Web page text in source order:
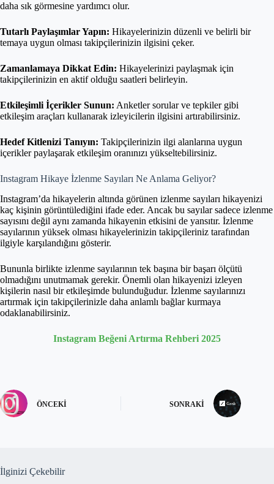
daha sık görmesine yardımcı olur.
Tutarlı Paylaşımlar Yapın: Hikayelerinizin düzenli ve belirli bir
temaya uygun olması takipçilerinizin ilgisini çeker.
Zamanlamaya Dikkat Edin: Hikayelerinizi paylaşmak için
takipçilerinizin en aktif olduğu saatleri belirleyin.
Etkileşimli İçerikler Sunun: Anketler sorular ve tepkiler gibi
etkileşim araçları kullanarak izleyicilerin ilgisini artırabilirsiniz.
Hedef Kitlenizi Tanıyın: Takipçilerinizin ilgi alanlarına uygun
içerikler paylaşarak etkileşim oranınızı yükseltebilirsiniz.
Instagram Hikaye İzlenme Sayıları Ne Anlama Geliyor?
Instagram’da hikayelerin altında görünen izlenme sayıları hikayenizi
kaç kişinin görüntülediğini ifade eder. Ancak bu sayılar sadece izlenme
sayısını değil aynı zamanda hikayenin etkisini de yansıtır. İzlenme
sayılarının yüksek olması hikayelerinizin takipçileriniz tarafından
ilgiyle karşılandığını gösterir.
Bununla birlikte izlenme sayılarının tek başına bir başarı ölçütü
olmadığını unutmamak gerekir. Önemli olan hikayenizi izleyen
kişilerin nasıl bir etkileşimde bulunduğudur. İzlenme sayılarınızı
artırmak için takipçilerinizle daha anlamlı bağlar kurmaya
odaklanabilirsiniz.
Instagram Beğeni Artırma Rehberi 2025
ÖNCEKI SONRAKI
İlginizi Çekebilir